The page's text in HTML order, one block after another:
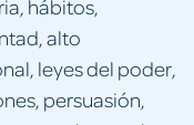
hábitos,
alto
leyes del poder,
persuasión,